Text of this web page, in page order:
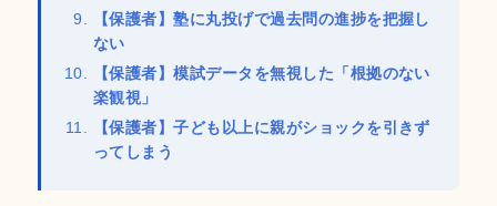
【保護者】塾に丸投げで過去問の進捗を把握し
ない
【保護者】模試データを無視した「根拠のない
楽観視」
【保護者】子ども以上に親がショックを引きず
ってしまう